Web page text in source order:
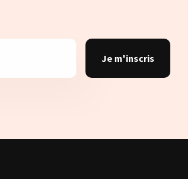
Je m'inscris